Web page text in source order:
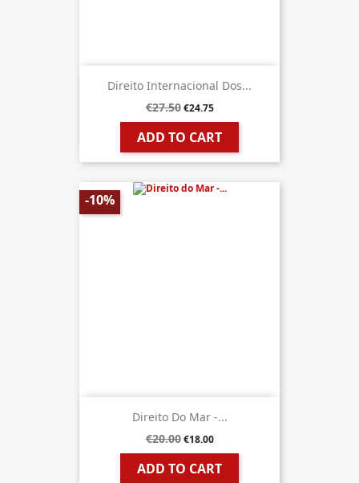
Direito Internacional Dos...
€27.50 €24.75
ADD TO CART
Direito Do Mar -...
€20.00 €18.00
ADD TO CART
-10%